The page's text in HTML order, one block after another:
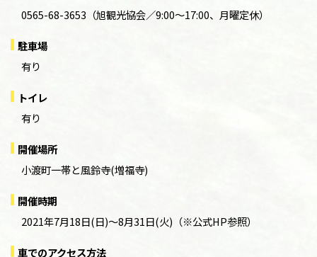
0565-68-3653（旭観光協会／9:00～17:00、月曜定休）
駐車場
有り
トイレ
有り
開催場所
小渡町一帯と風鈴寺(増福寺)
開催時期
2021年7月18日(日)～8月31日(火)（※公式HP参照）
車でのアクセス方法